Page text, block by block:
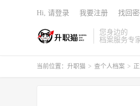
您身边的
档案服务专
Hi, 请登录 我要注册 找回
当前位置： 升职猫 > 查个人档案 >